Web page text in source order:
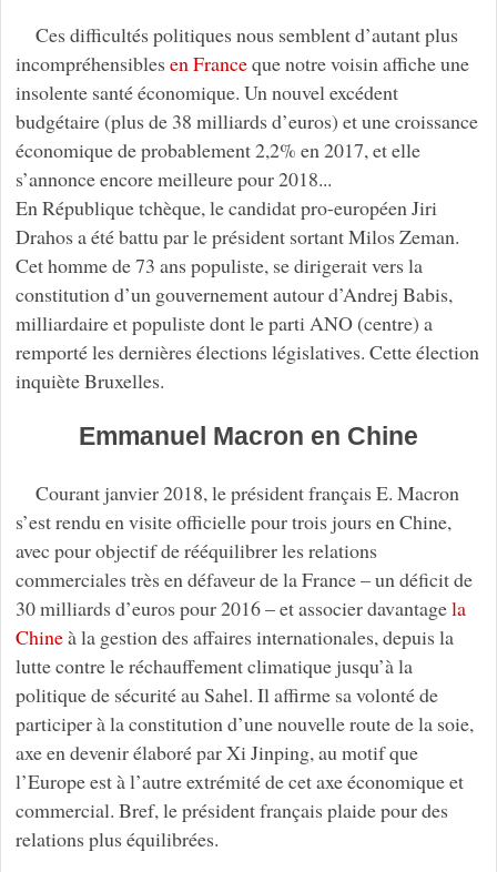
Ces difficultés politiques nous semblent d’autant plus
incompréhensibles en Franceque notre voisin affiche une
insolente santé économique. Un nouvel excédent
budgétaire (plus de 38 milliards d’euros) et une croissance
économique de probablement 2,2% en 2017, et elle
s’annonce encore meilleure pour 2018...
En République tchèque, le candidat pro-européen Jiri
Drahos a été battu par le président sortant Milos Zeman.
Cet homme de 73 ans populiste, se dirigerait vers la
constitution d’un gouvernement autour d’Andrej Babis,
milliardaire et populiste dont le parti ANO (centre) a
remporté les dernières élections législatives. Cette élection
inquiète Bruxelles.
Emmanuel Macron en Chine
Courant janvier 2018, le président français E. Macron
s’est rendu en visite officielle pour trois jours en Chine,
avec pour objectif de rééquilibrer les relations
commerciales très en défaveur de la France – un déficit de
30 milliards d’euros pour 2016 – et associer davantagela
Chineà la gestion des affaires internationales, depuis la
lutte contre le réchauffement climatique jusqu’à la
politique de sécurité au Sahel. Il affirme sa volonté de
participer à la constitution d’une nouvelle route de la soie,
axe en devenir élaboré par Xi Jinping, au motif que
l’Europe est à l’autre extrémité de cet axe économique et
commercial. Bref, le président français plaide pour des
relations plus équilibrées.